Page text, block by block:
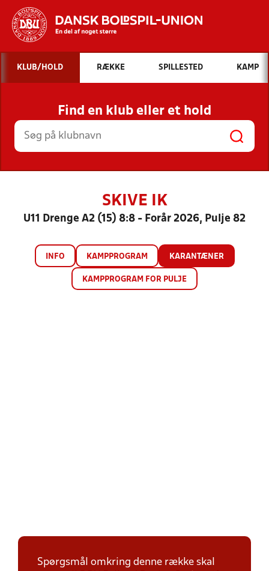
Hvad vil du søge efter?
INDHOLD OG NYHEDER
STILLINGER, RESULTATER, KLUBBER OG
HOLD
KLUB/HOLD RÆKKE SPILLESTED KAMP
Find en klub eller et hold
SKIVE IK
U11 Drenge A2 (15) 8:8 - Forår 2026, Pulje 82
INFO KAMPPROGRAM KARANTÆNER
KAMPPROGRAM FOR PULJE
Spørgsmål omkring denne række skal